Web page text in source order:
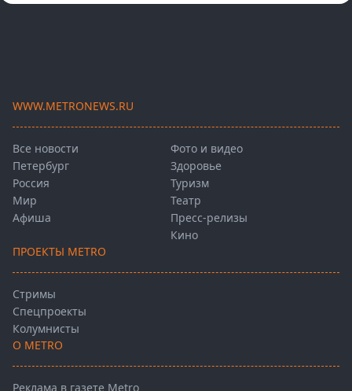
WWW.METRONEWS.RU
Все новости
Петербург
Россия
Мир
Афиша
Фото и видео
Здоровье
Туризм
Театр
Пресс-релизы
Кино
ПРОЕКТЫ METRO
Стримы
Спецпроекты
Колумнисты
О METRO
Реклама в газете Metro